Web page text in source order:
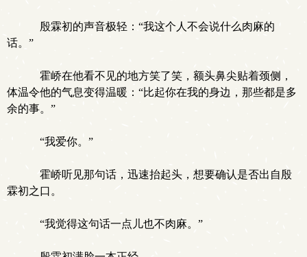
殷霖初的声音极轻：“我这个人不会说什么肉麻的
话。”
霍峤在他看不见的地方笑了笑，额头鼻尖贴着颈侧，
体温令他的气息变得温暖：“比起你在我的身边，那些都是多
余的事。”
“我爱你。”
霍峤听见那句话，迅速抬起头，想要确认是否出自殷
霖初之口。
“我觉得这句话一点儿也不肉麻。”